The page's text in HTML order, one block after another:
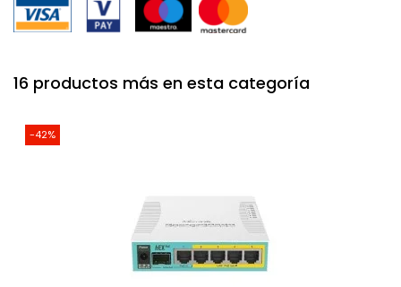
16 productos más en esta categoría
-42%